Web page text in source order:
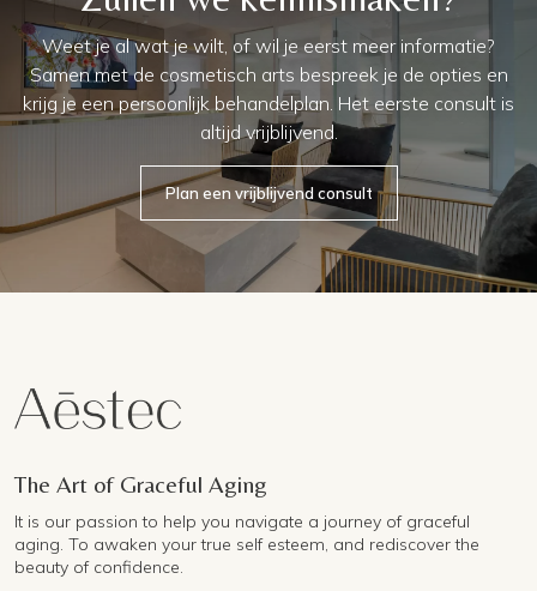
Weet je al wat je wilt, of wil je eerst meer informatie?
Samen met de cosmetisch arts bespreek je de opties en
krijg je een persoonlijk behandelplan. Het eerste consult is
altijd vrijblijvend.
Plan een vrijblijvend consult
The Art of Graceful Aging
It is our passion to help you navigate a journey of graceful
aging. To awaken your true self esteem, and rediscover the
beauty of confidence.